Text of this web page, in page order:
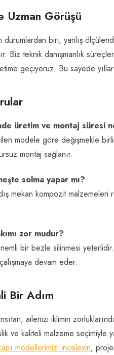
Uzman Görüşü
durumlardan biri, yanlış
Biz teknik danışmanlık
geçiyoruz. Bu sayede
üretim ve montaj süresi
modele göre değişmekle
montaj sağlanır.
solma yapar mı?
mekan kompozit
zor mudur?
bir bezle silinmesi
devam eder.
Bir Adım
ailenizi iklimin
ve kaliteli malzeme seçimiyle
modellerimizi inceleyin,